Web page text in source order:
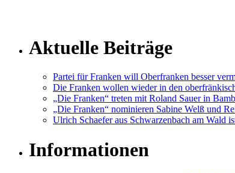
Aktuelle Beiträge
Partei für Franken will Oberfranken besser
Die Franken wollen wieder in den
„Die Franken“ treten mit Roland Sauer in
„Die Franken“ nominieren Sabine Welß und
Ulrich Schaefer aus Schwarzenbach am Wald
Informationen